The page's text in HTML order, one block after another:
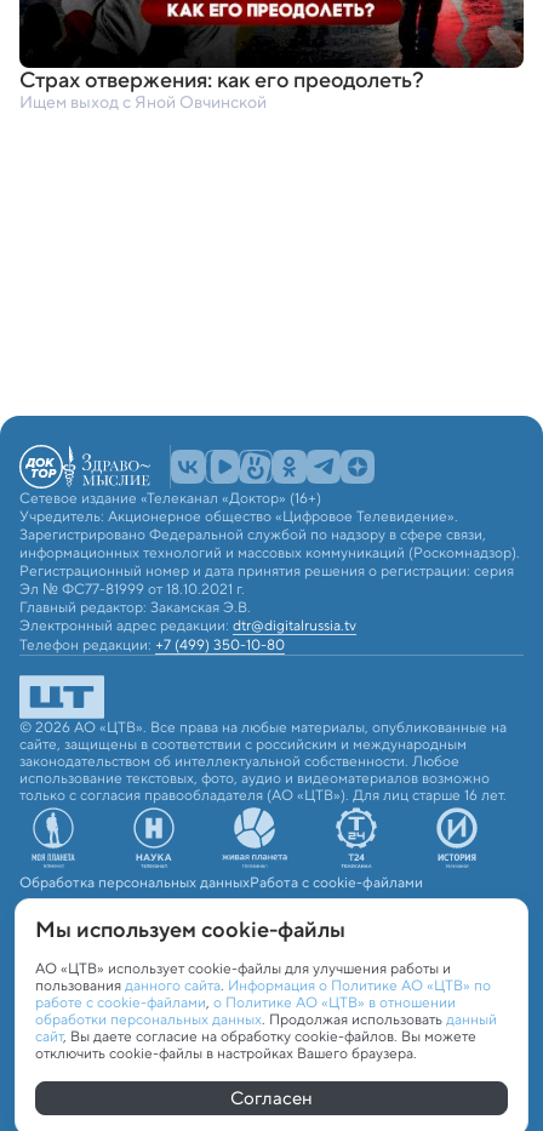
Страх отвержения: как его преодолеть?
Ищем выход с Яной Овчинской
Сетевое издание «Телеканал «Доктор» (16+)
Учредитель: Акционерное общество «Цифровое Телевидение».
Зарегистрировано Федеральной службой по надзору в сфере связи,
информационных технологий и массовых коммуникаций (Роскомнадзор).
Регистрационный номер и дата принятия решения о регистрации: серия
Эл № ФС77-81999 от 18.10.2021 г.
Главный редактор: Закамская Э.В.
Электронный адрес редакции: dtr@digitalrussia.tv
Телефон редакции: +7 (499) 350-10-80
© 2026 АО «ЦТВ». Все права на любые материалы, опубликованные на
сайте, защищены в соответствии с российским и международным
законодательством об интеллектуальной собственности. Любое
использование текстовых, фото, аудио и видеоматериалов возможно
только с согласия правообладателя (АО «ЦТВ»). Для лиц старше 16 лет.
Обработка персональных данныхРабота с cookie-файлами
Мы используем сookie-файлы
АО «ЦТВ» использует cookie-файлы для улучшения работы и
пользованияданного сайта. Информация о Политике АО «ЦТВ» по
работе с cookie-файлами, о Политике АО «ЦТВ» в отношении
обработки персональных данных. Продолжая использоватьданный
сайт, Вы даете согласие на обработку cookie-файлов. Вы можете
отключить cookie-файлы в настройках Вашего браузера.
Согласен